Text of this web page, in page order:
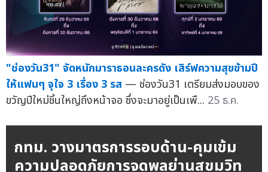
"ช่องวัน31" จัดหนักมาราธอนละครดัง เสิร์ฟความสุขข้ามปี
ให้แฟนๆ จุใจ 3 เรื่อง 3 รส — ช่องวัน31 เตรียมส่งมอบของ
ขวัญปีใหม่ชิ้นใหญ่ถึงหน้าจอ ซึ่งจะมาอยู่เป็นเพื... 25 ธ.ค.
กทม. วางมาตรการรอบด้าน-คุมเข้ม
ความปลอดภัยการจุดพลุย่านสุขุมวิท